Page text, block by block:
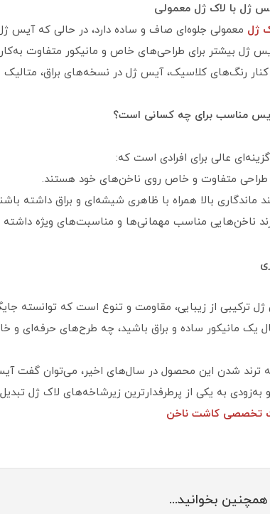
ژل با لاک ژل معمولی
ژل معمولی جلوه‌ای صاف و ساده دارد، در حالی که آیس
ژل بیشتر برای طراحی‌های خاص و مانیکور متفاوت
کنار رنگ‌های کلاسیک، آیس ژل در نسخه‌های براق،
مناسب برای چه کسانی است؟
عالی برای افرادی است که:
طراحی متفاوت و خاص روی ناخن‌های خود هستند.
ماندگاری بالا همراه با ظاهری شیشه‌ای و براق داشته
ناخن‌هایی مناسب مهمانی‌ها و مناسبت‌های ویژه داشته
ترکیبی از زیبایی، مقاومت و تنوع است که توانسته
یک مانیکور ساده و براق باشید، چه طرح‌های حرفه‌ای
ترند شدن این محصول در سال‌های اخیر، می‌توان گفت
و به‌زودی به یکی از پرطرفدارترین زیرشاخه‌های لاک ژل
تخصصی کاشت ناخن
همچنین بخوانید...